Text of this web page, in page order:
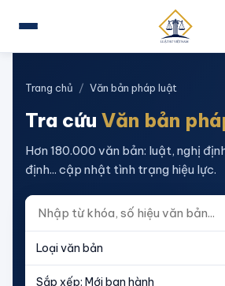
Trang chủ / Văn bản pháp luật
Tra cứu Văn bản
Hơn 180.000 văn bản: luật, nghị
định... cập nhật tình trạng hiệu lực.